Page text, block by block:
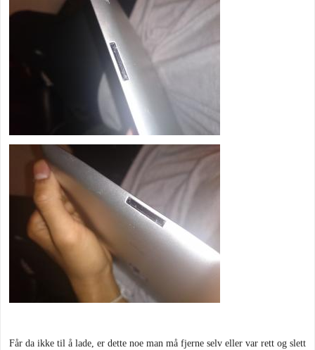
Får da ikke til å lade, er dette noe man må fjerne selv eller var rett og slett